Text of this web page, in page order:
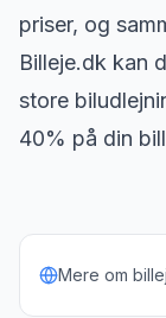
priser, og
Billeje.dk kan
store
40% på din
Mere om